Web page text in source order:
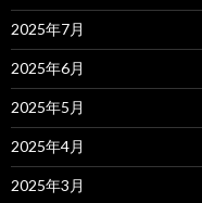
2025年7月
2025年6月
2025年5月
2025年4月
2025年3月